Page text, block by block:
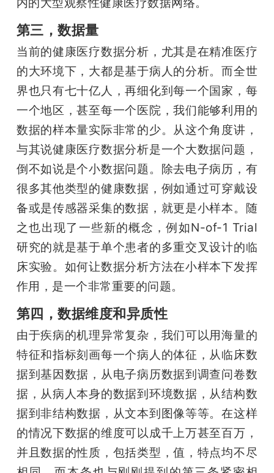
第三，数据量
当前的健康医疗数据分析，尤其是在精准医疗
的大环境下，大都是基于病人的分析。而全世
界也只有七十亿人，再细化到每一个国家，每
一个地区，甚至每一个医院，我们能够利用的
数据的样本量实际非常的少。从这个角度讲，
与其说健康医疗数据分析是一个大数据问题，
倒不如说是个小数据问题。除去电子病历，有
很多其他类型的健康数据，例如通过可穿戴设
备或是传感器采集的数据，就更是小样本。随
之也出现了一些新的概念，例如N-of-1 Trial
研究的就是基于单个患者的多重交叉设计的临
床实验。如何让数据分析方法在小样本下发挥
作用，是一个非常重要的问题。
第四，数据维度和异质性
由于疾病的机理异常复杂，我们可以用海量的
特征和指标刻画每一个病人的体征，从临床数
据到基因数据，从电子病历数据到调查问卷数
据，从病人本身的数据到环境数据，从结构数
据到非结构数据，从文本到图像等等。在这样
的情况下数据的维度可以成千上万甚至百万，
并且数据的性质，包括类型，值，特点均不尽